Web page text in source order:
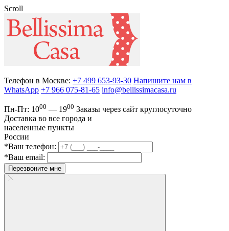
Scroll
Телефон в Москве: +7 499 653-93-30 Напишите нам в
WhatsApp +7 966 075-81-65 info@bellissimacasa.ru
Пн-Пт: 1000 — 1900 Заказы через сайт круглосуточно
Доставка во все города и
населенные пункты
России
*Ваш телефон:
*Ваш email:
Перезвоните мне